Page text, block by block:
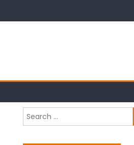
Search
for: